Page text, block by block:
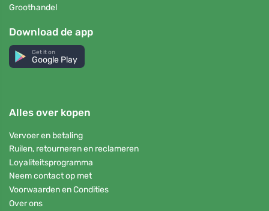
Groothandel
Download de app
Get it on
Google Play
Alles over kopen
Vervoer en betaling
Ruilen, retourneren en reclameren
Loyaliteitsprogramma
Neem contact op met
Voorwaarden en Condities
Over ons